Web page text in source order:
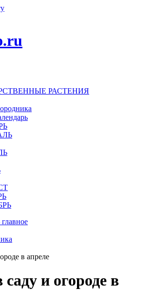
РАСТЕНИЯ
в апреле
и огороде в